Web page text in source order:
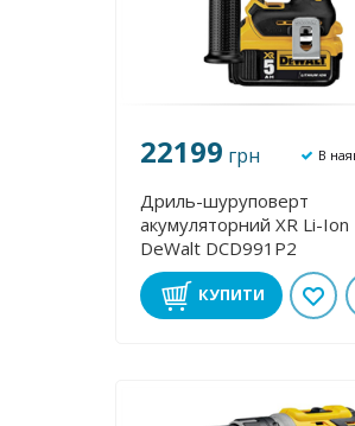
22199 грн В
Дриль-шуруповерт
акумуляторний XR Li-Ion
DeWalt DCD991P2
КУПИТИ